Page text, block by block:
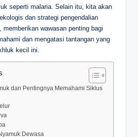
seperti malaria. Selain itu, kita akan
dan strategi pengendalian
wawasan penting bagi
dan mengatasi tantangan yang
kecil ini.
dan Pentingnya Memahami Siklus
Dewasa